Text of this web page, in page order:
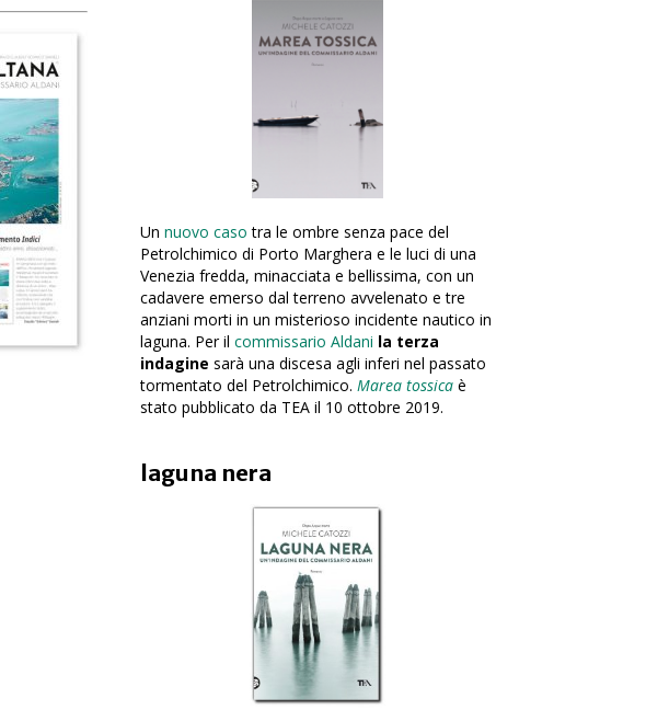
Un nuovo caso tra le ombre senza pace del
Petrolchimico di Porto Marghera e le luci di una
Venezia fredda, minacciata e bellissima, con un
cadavere emerso dal terreno avvelenato e tre
anziani morti in un misterioso incidente nautico in
laguna. Per il commissario Aldani la terza
indagine sarà una discesa agli inferi nel passato
tormentato del Petrolchimico. Marea tossica è
stato pubblicato da TEA il 10 ottobre 2019.
laguna nera